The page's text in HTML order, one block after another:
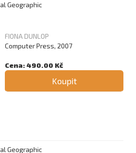
Geographic
FIONA DUNLOP
Computer Press, 2007
Cena: 490.00 Kč
Koupit
Geographic